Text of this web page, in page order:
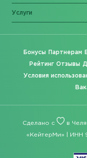
Услуги
Бонусы Партнерам
Рейтинг Отзывы
Условия
Сделано с в
«КейтерМи» | ИНН